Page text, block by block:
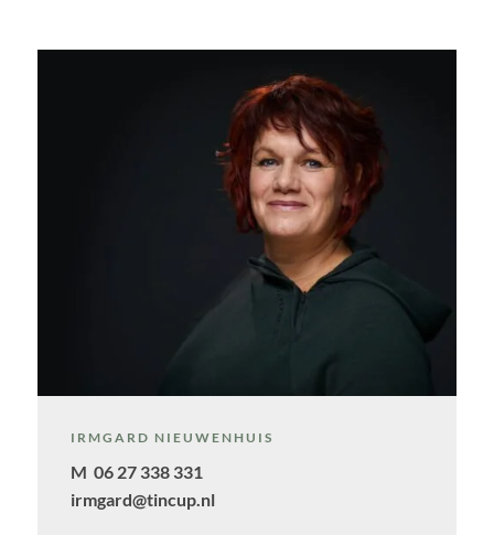
IRMGARD NIEUWENHUIS
M 06 27 338 331
irmgard@tincup.nl